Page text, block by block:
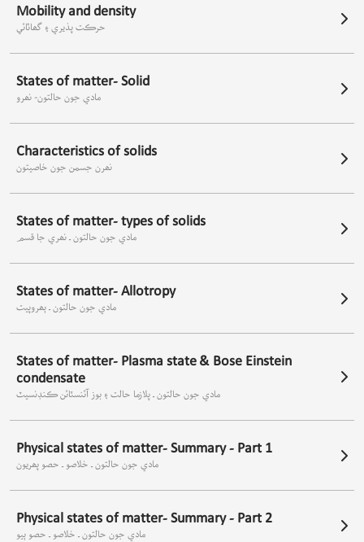
Mobility and density
حرڪت پذيري ۽ گھاٽائي
States of matter- Solid
مادي جون حالتون- نھرو
Characteristics of solids
نھرن جسمن جون خاصيتون
States of matter- types of solids
مادي جون حالتون ـ نھري جا قسم
States of matter- Allotropy
مادي جون حالتون ـ ٻھروپيت
States of matter- Plasma state & Bose Einstein
condensate
مادي جون حالتون ـ پلازما حالت ۽ بوز آئنسٽائن ڪنڊنسيٽ
Physical states of matter- Summary - Part 1
مادي جون حالتون ـ خلاصو ـ حصو پھريون
Physical states of matter- Summary - Part 2
مادي جون حالتون ـ خلاصو ـ حصو ٻيو